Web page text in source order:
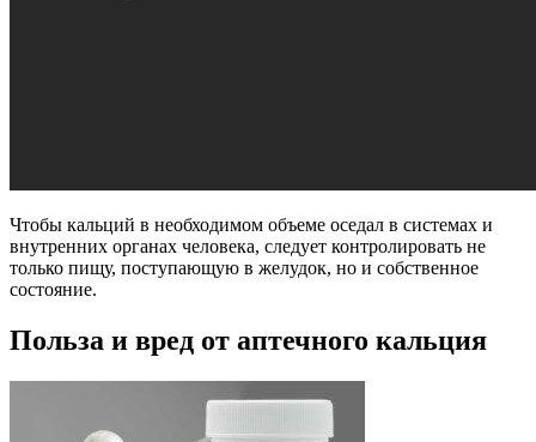
Чтобы кальций в необходимом объеме оседал в системах и
внутренних органах человека, следует контролировать не
только пищу, поступающую в желудок, но и собственное
состояние.
Польза и вред от аптечного кальция